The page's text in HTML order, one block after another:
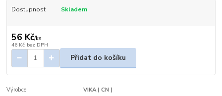
Dostupnost Skladem
56 Kč/ks
46 Kč bez DPH
Přidat do košíku
Výrobce: VIKA ( CN )